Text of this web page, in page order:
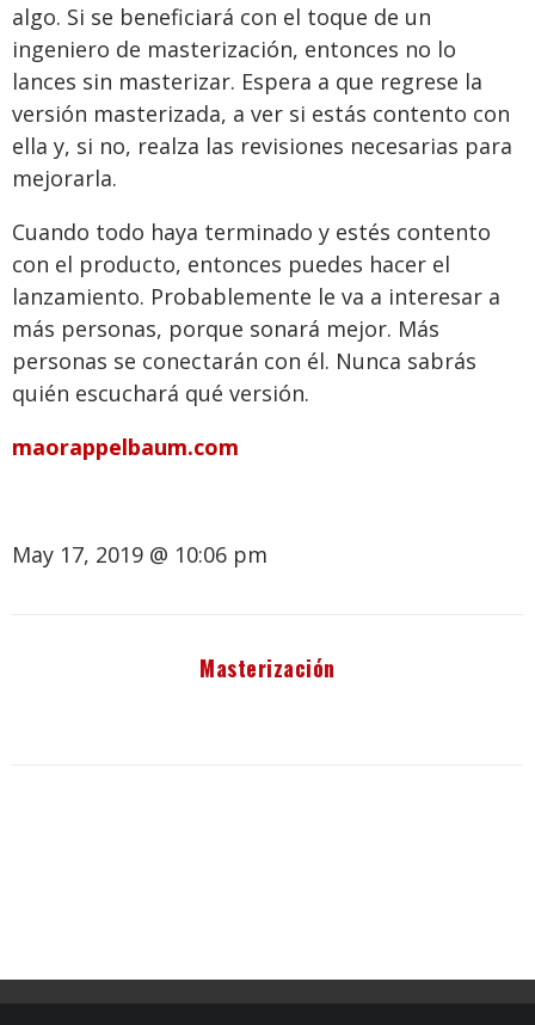
algo. Si se beneficiará con el toque de un
ingeniero de masterización, entonces no lo
lances sin masterizar. Espera a que regrese la
versión masterizada, a ver si estás contento con
ella y, si no, realza las revisiones necesarias para
mejorarla.
Cuando todo haya terminado y estés contento
con el producto, entonces puedes hacer el
lanzamiento. Probablemente le va a interesar a
más personas, porque sonará mejor. Más
personas se conectarán con él. Nunca sabrás
quién escuchará qué versión.
maorappelbaum.com
May 17, 2019 @ 10:06 pm
Masterización